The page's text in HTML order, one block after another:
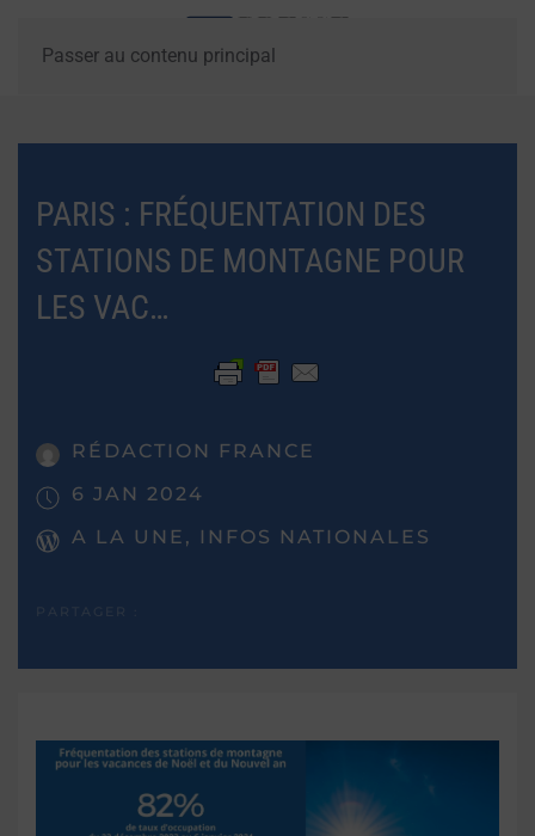
Passer au contenu principal
PARIS : FRÉQUENTATION DES
STATIONS DE MONTAGNE POUR
LES VAC…
RÉDACTION FRANCE
6 JAN 2024
A LA UNE, INFOS NATIONALES